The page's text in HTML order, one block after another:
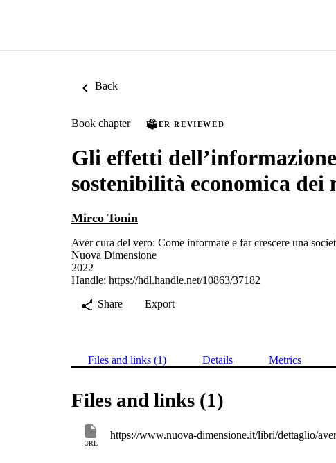
Back
Book chapter PEER REVIEWED
Gli effetti
sostenibilità economica dei
Mirco Tonin
Aver cura del vero: Come informare e far crescere una
Nuova Dimensione
2022
Handle: https://hdl.handle.net/10863/37182
Share
Export
Files and links (1) Details Metrics
Files and links (1)
URL
https://www.nuova-dimensione.it/libri/dettaglio/